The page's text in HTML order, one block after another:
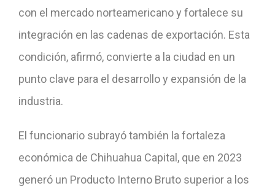
con el mercado norteamericano y fortalece su
integración en las cadenas de exportación. Esta
condición, afirmó, convierte a la ciudad en un
punto clave para el desarrollo y expansión de la
industria.
El funcionario subrayó también la fortaleza
económica de Chihuahua Capital, que en 2023
generó un Producto Interno Bruto superior a los